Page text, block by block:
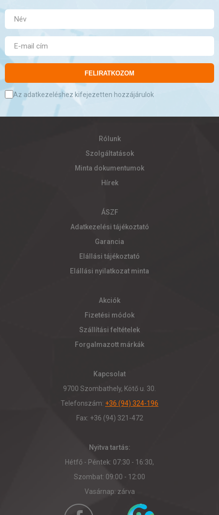
FELIRATKOZOM
Az adatkezeléshez kifejezetten hozzájárulok
Rólunk
Szolgáltatások
Minta dokumentumok
Hírek
ÁSZF
Adatkezelési tájékoztató
Garancia
Elállási tájékoztató
Elállási nyilatkozat minta
Akciók
Fizetési módok
Szállítási feltételek
Forgalmazott márkák
Kapcsolat
9700 Szombathely, Kötő u. 30.
Telefonszám: +36 (94) 324-196
Fax: +36 (94) 321-472
Nyitva tartás:
Hétfő - Péntek: 07:30 - 16:30,
Szombat: 09:00 - 12:00
Vasárnap: zárva